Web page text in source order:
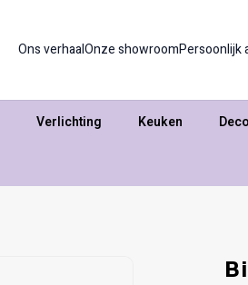
Ons verhaalOnze showroomPersoonlijk
Verlichting Keuken